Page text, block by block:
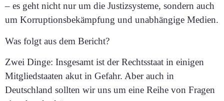
– es geht nicht nur um die Justizsysteme, sondern auch
um Korruptionsbekämpfung und unabhängige Medien.
Was folgt aus dem Bericht?
Zwei Dinge: Insgesamt ist der Rechtsstaat in einigen
Mitgliedstaaten akut in Gefahr. Aber auch in
Deutschland sollten wir uns um eine Reihe von Fragen